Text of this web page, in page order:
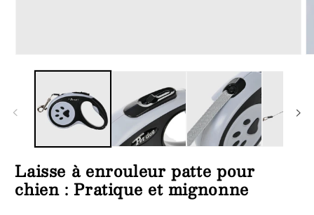
une
Laisse à enrouleur patte pour
chien : Pratique et mignonne